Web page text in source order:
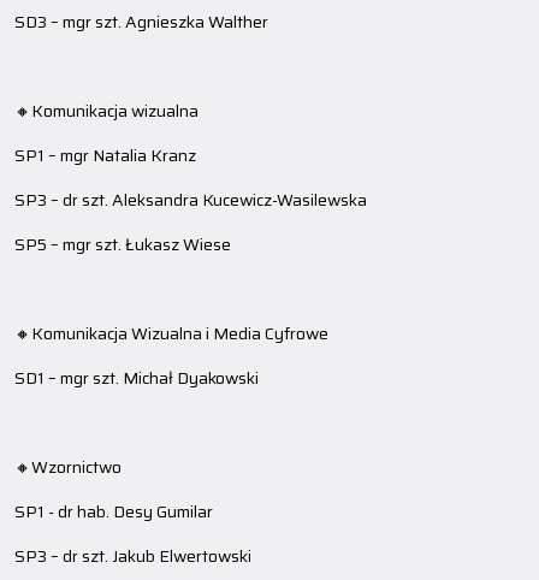
SD3 – mgr szt. Agnieszka Walther
🔸Komunikacja wizualna
SP1 – mgr Natalia Kranz
SP3 – dr szt. Aleksandra Kucewicz-Wasilewska
SP5 – mgr szt. Łukasz Wiese
🔸Komunikacja Wizualna i Media Cyfrowe
SD1 – mgr szt. Michał Dyakowski
🔸Wzornictwo
SP1 - dr hab. Desy Gumilar
SP3 – dr szt. Jakub Elwertowski